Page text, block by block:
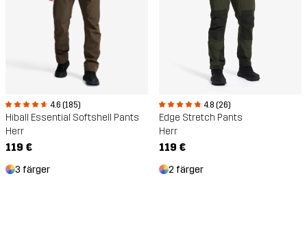
4.6 (185)
Hiball Essential Softshell Pants
Herr
119 €
3 färger
4.8 (26)
Edge Stretch Pants
Herr
119 €
2 färger